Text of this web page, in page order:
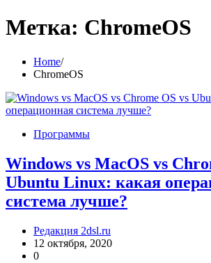
Метка: ChromeOS
Home
ChromeOS
Программы
Windows vs MacOS vs
Ubuntu Linux: какая
система лучше?
Редакция 2dsl.ru
12 октября, 2020
0